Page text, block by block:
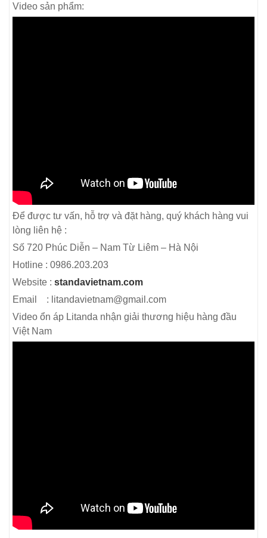
Video sản phẩm:
Để được tư vấn, hỗ trợ và đặt hàng, quý khách hàng vui
lòng liên hệ :
Số 720 Phúc Diễn – Nam Từ Liêm – Hà Nội
Hotline : 0986.203.203
Website : standavietnam.com
Email : litandavietnam@gmail.com
Video ổn áp Litanda nhận giải thương hiệu hàng đầu
Việt Nam